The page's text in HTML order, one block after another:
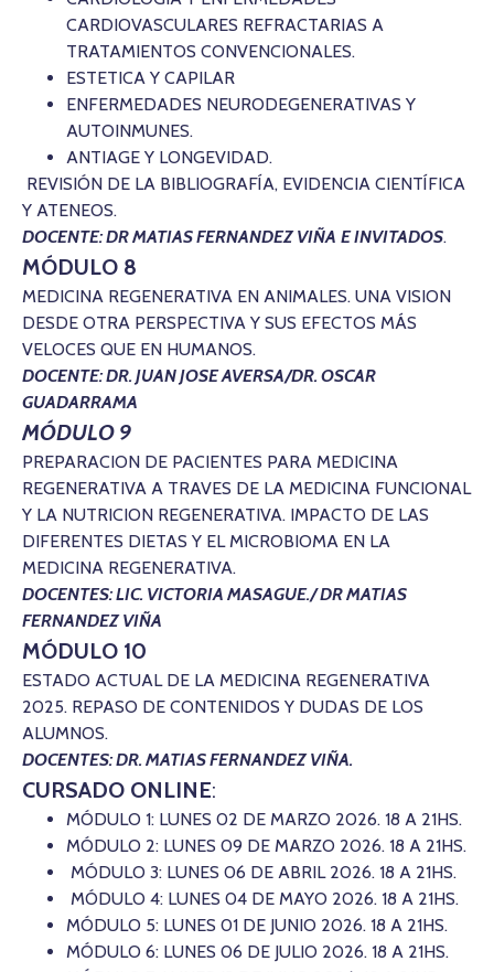
CARDIOVASCULARES REFRACTARIAS A
TRATAMIENTOS CONVENCIONALES.
ESTETICA Y CAPILAR
ENFERMEDADES NEURODEGENERATIVAS Y
AUTOINMUNES.
ANTIAGE Y LONGEVIDAD.
REVISIÓN DE LA BIBLIOGRAFÍA, EVIDENCIA CIENTÍFICA
Y ATENEOS.
DOCENTE: DR MATIAS FERNANDEZ VIÑA E INVITADOS.
MÓDULO 8
MEDICINA REGENERATIVA EN ANIMALES. UNA VISION
DESDE OTRA PERSPECTIVA Y SUS EFECTOS MÁS
VELOCES QUE EN HUMANOS.
DOCENTE: DR. JUAN JOSE AVERSA/DR. OSCAR
GUADARRAMA
MÓDULO 9
PREPARACION DE PACIENTES PARA MEDICINA
REGENERATIVA A TRAVES DE LA MEDICINA FUNCIONAL
Y LA NUTRICION REGENERATIVA. IMPACTO DE LAS
DIFERENTES DIETAS Y EL MICROBIOMA EN LA
MEDICINA REGENERATIVA.
DOCENTES: LIC. VICTORIA MASAGUE./DR MATIAS
FERNANDEZ VIÑA
MÓDULO 10
ESTADO ACTUAL DE LA MEDICINA REGENERATIVA
2025. REPASO DE CONTENIDOS Y DUDAS DE LOS
ALUMNOS.
DOCENTES: DR. MATIAS FERNANDEZ VIÑA.
CURSADO ONLINE:
MÓDULO 1: LUNES 02 DE MARZO 2026. 18 A 21HS.
MÓDULO 2: LUNES 09 DE MARZO 2026. 18 A 21HS.
MÓDULO 3: LUNES 06 DE ABRIL 2026. 18 A 21HS.
MÓDULO 4: LUNES 04 DE MAYO 2026. 18 A 21HS.
MÓDULO 5: LUNES 01 DE JUNIO 2026. 18 A 21HS.
MÓDULO 6: LUNES 06 DE JULIO 2026. 18 A 21HS.